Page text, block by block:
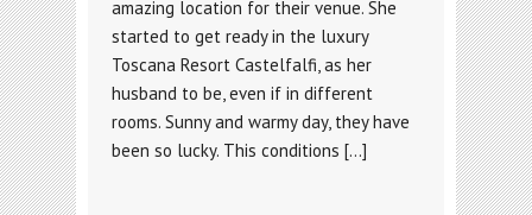
amazing location for their venue. She
started to get ready in the luxury
Toscana Resort Castelfalfi, as her
husband to be, even if in different
rooms. Sunny and warmy day, they have
been so lucky. This conditions […]